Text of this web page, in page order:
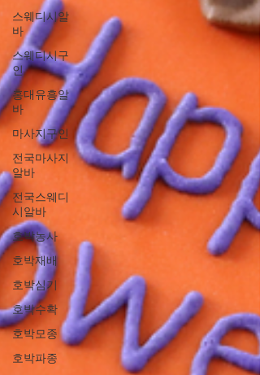
스웨디시알
바
스웨디시구
인
홍대유흥알
바
마사지구인
전국마사지
알바
전국스웨디
시알바
호박농사
호박재배
호박심기
호박수확
호박모종
호박파종